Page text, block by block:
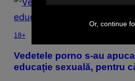
18+
Vedetele porno s-au
educație sexuală, pentru
Or, continue